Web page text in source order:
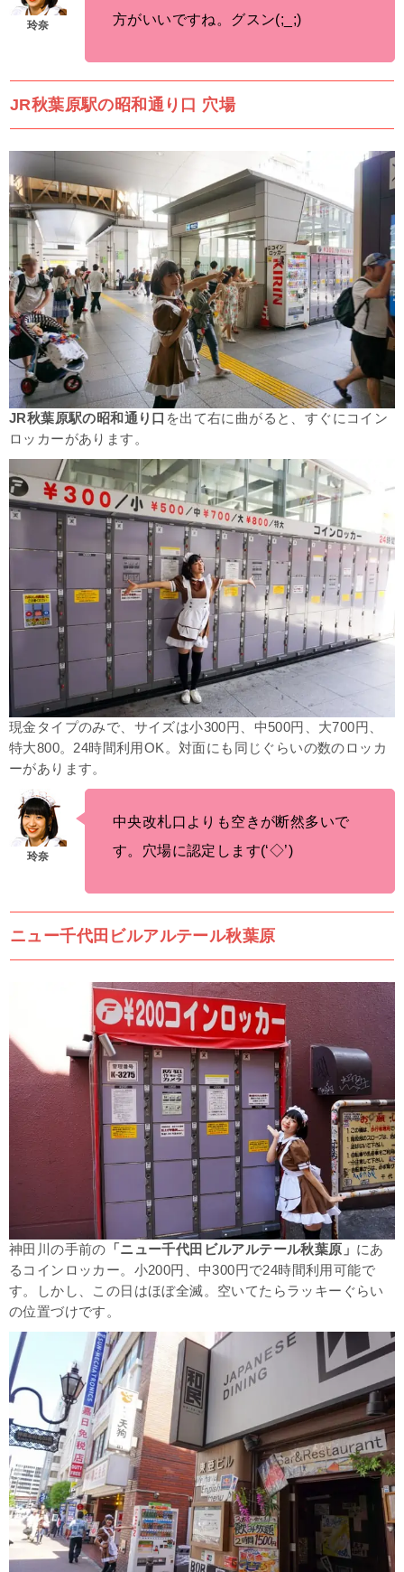
方がいいですね。グスン(;_;)
JR秋葉原駅の昭和通り口 穴場
JR秋葉原駅の昭和通り口 を出て右に曲がると、すぐにコイン
ロッカーがあります。
現金タイプのみで、サイズは小300円、中500円、大700円、
特大800。24時間利用OK。対面にも同じぐらいの数のロッカ
ーがあります。
中央改札口よりも空きが断然多いで
す。 穴場に認定します(‘◇’)ゞ
ニュー千代田ビルアルテール秋葉原
神田川の手前の 「ニュー千代田ビルアルテール秋葉原」 にあ
るコインロッカー。小200円、中300円で24時間利用可能で
す。しかし、この日はほぼ全滅。空いてたらラッキーぐらい
の位置づけです。